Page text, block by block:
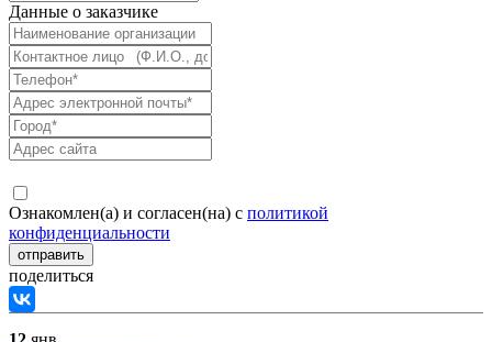
Данные о заказчике
Ознакомлен(а) и согласен(на) с политикой
конфиденциальности
поделиться